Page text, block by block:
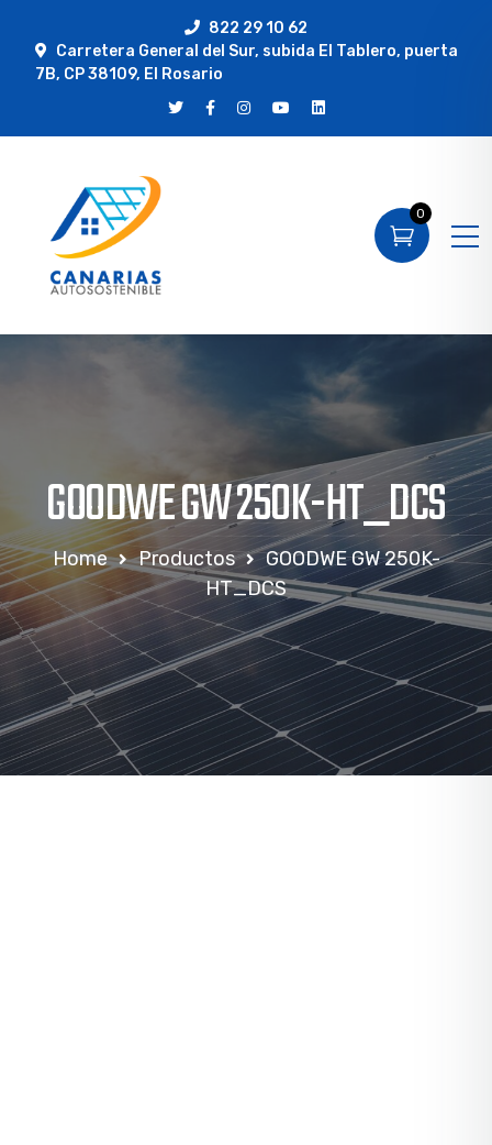
822 29 10 62
Carretera General del Sur, subida El Tablero, puerta
7B, CP 38109, El Rosario
0
GOODWE GW 250K-HT_DCS
Home Productos
GOODWE GW 250K-
HT_DCS